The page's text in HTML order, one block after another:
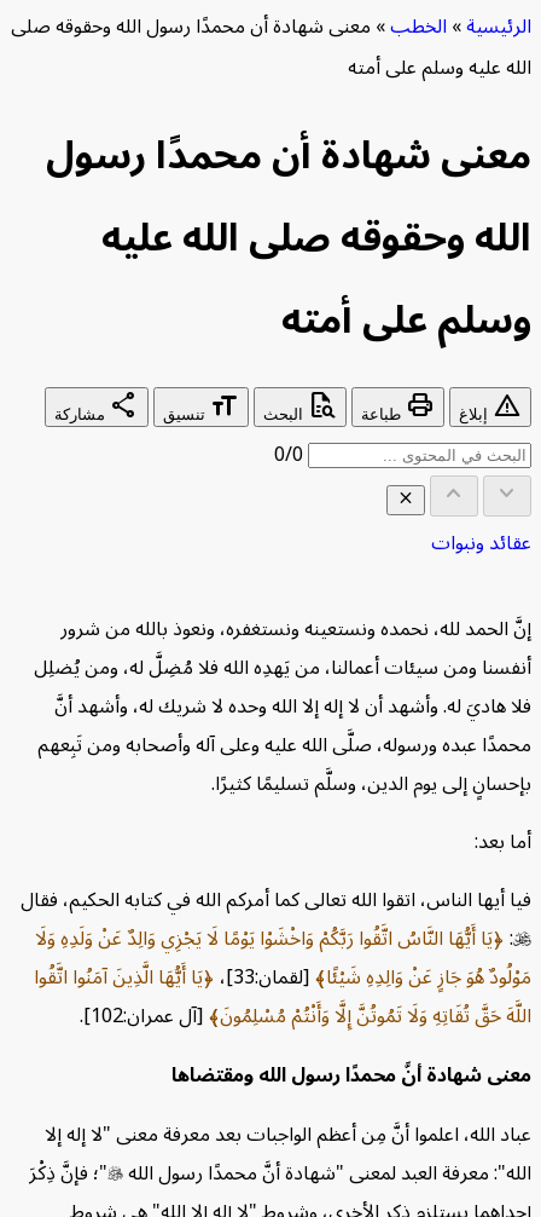
»الخطب»معنى شهادة أن محمدًا رسول الله وحقوقه صلى
عليه وسلم على أمته
شهادة أن محمدًا رسول
وحقوقه صلى الله عليه
على أمته
warning إبلاغ print طباعة quick_reference_all البحث format_size تنسيق share مشاركة
0/0
keyboard_arrow_down
keyboard_arrow_up
ونبوات
معنى شهادة أنَّ محمدًا رسول الله ومقتضاها
وجوب معرفة النبي 
طريق تحصيل معرفته 
حقوق النبي  على أمته
الإيمان الصادق به وتصديقه
وجوب طاعته والحذر من معصيته
اتِّباعه واتِّخاذه قدوةً
محبته أكثر من الأهل والولد والناس أجمعين
احترامه وتوقيره ونصرته
الصلاة عليه 
وجوب التحاكم إليه والرضا بحكمه
إنزاله مكانته بلا غلوٍّ ولا تقصيرٍ
التأكيد على لزوم السُّنَّة
الحمد لله، نحمده ونستعينه ونستغفره، ونعوذ بالله من شرور
ومن سيئات أعمالنا، من يَهدِه الله فلا مُضِلَّ له، ومن يُضلِل
هاديَ له. وأشهد أن لا إله إلا الله وحده لا شريك له، وأشهد أنَّ
عبده ورسوله، صلَّى الله عليه وعلى آله وأصحابه ومن تَبِعهم
إلى يوم الدين، وسلَّم تسليمًا كثيرًا.
بعد:
أيها الناس، اتقوا الله تعالى كما أمركم الله في كتابه الحكيم، فقال
: يَا أَيُّهَا النَّاسُ اتَّقُوا رَبَّكُمْ وَاخْشَوْا يَوْمًا لَا يَجْزِي وَالِدٌ عَنْ وَلَدِهِ وَلَا
هُوَ جَازٍ عَنْ وَالِدِهِ شَيْئًا [لقمان:33]،
يَا أَيُّهَا الَّذِينَ آمَنُوا اتَّقُوا
حَقَّ تُقَاتِهِ وَلَا تَمُوتُنَّ إِلَّا وَأَنْتُمْ مُسْلِمُونَ [آل عمران:102].
شهادة أنَّ محمدًا رسول الله ومقتضاها
الله، اعلموا أنَّ مِن أعظم الواجبات بعد معرفة معنى "لا إله إلا
معرفة العبد لمعنى "شهادة أنَّ محمدًا رسول الله"؛ فإنَّ ذِكْرَ